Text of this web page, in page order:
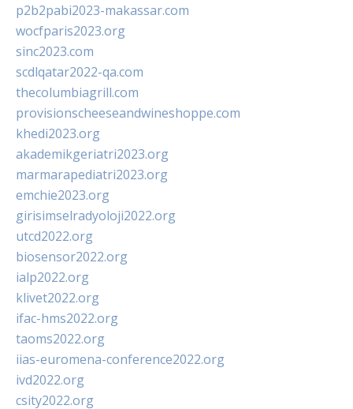
p2b2pabi2023-makassar.com
wocfparis2023.org
sinc2023.com
scdlqatar2022-qa.com
thecolumbiagrill.com
provisionscheeseandwineshoppe.com
khedi2023.org
akademikgeriatri2023.org
marmarapediatri2023.org
emchie2023.org
girisimselradyoloji2022.org
utcd2022.org
biosensor2022.org
ialp2022.org
klivet2022.org
ifac-hms2022.org
taoms2022.org
iias-euromena-conference2022.org
ivd2022.org
csity2022.org